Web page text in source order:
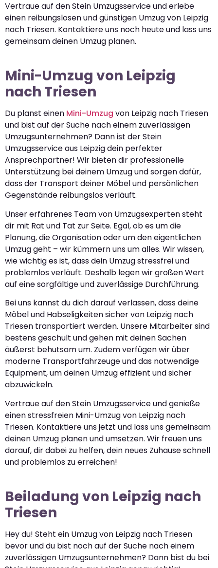
Vertraue auf den Stein Umzugsservice und erlebe
einen reibungslosen und günstigen Umzug von Leipzig
nach Triesen. Kontaktiere uns noch heute und lass uns
gemeinsam deinen Umzug planen.
Mini-Umzug von Leipzig
nach Triesen
Du planst einen Mini-Umzug von Leipzig nach Triesen
und bist auf der Suche nach einem zuverlässigen
Umzugsunternehmen? Dann ist der Stein
Umzugsservice aus Leipzig dein perfekter
Ansprechpartner! Wir bieten dir professionelle
Unterstützung bei deinem Umzug und sorgen dafür,
dass der Transport deiner Möbel und persönlichen
Gegenstände reibungslos verläuft.
Unser erfahrenes Team von Umzugsexperten steht
dir mit Rat und Tat zur Seite. Egal, ob es um die
Planung, die Organisation oder um den eigentlichen
Umzug geht – wir kümmern uns um alles. Wir wissen,
wie wichtig es ist, dass dein Umzug stressfrei und
problemlos verläuft. Deshalb legen wir großen Wert
auf eine sorgfältige und zuverlässige Durchführung.
Bei uns kannst du dich darauf verlassen, dass deine
Möbel und Habseligkeiten sicher von Leipzig nach
Triesen transportiert werden. Unsere Mitarbeiter sind
bestens geschult und gehen mit deinen Sachen
äußerst behutsam um. Zudem verfügen wir über
moderne Transportfahrzeuge und das notwendige
Equipment, um deinen Umzug effizient und sicher
abzuwickeln.
Vertraue auf den Stein Umzugsservice und genieße
einen stressfreien Mini-Umzug von Leipzig nach
Triesen. Kontaktiere uns jetzt und lass uns gemeinsam
deinen Umzug planen und umsetzen. Wir freuen uns
darauf, dir dabei zu helfen, dein neues Zuhause schnell
und problemlos zu erreichen!
Beiladung von Leipzig nach
Triesen
Hey du! Steht ein Umzug von Leipzig nach Triesen
bevor und du bist noch auf der Suche nach einem
zuverlässigen Umzugsunternehmen? Dann bist du bei